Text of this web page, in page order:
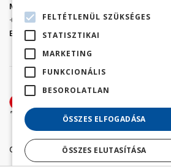
Megrendelés, termék információ:
+36 (70) 938-3356
E-mail:
golfaruhaz@gmail.com
Copyright © 2022 Golfker Kft. -
FELTÉTLENÜL SZÜKSÉGES
STATISZTIKAI
MARKETING
FUNKCIONÁLIS
BESOROLATLAN
ÖSSZES ELFOGADÁSA
ÖSSZES ELUTASÍTÁSA